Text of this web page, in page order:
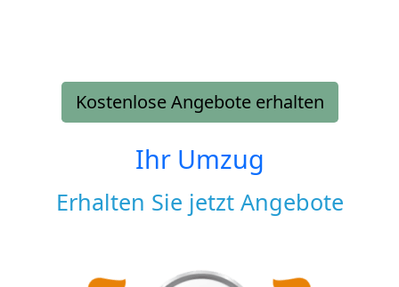
Kostenlose Angebote erhalten
Ihr Umzug
Erhalten Sie jetzt Angebote